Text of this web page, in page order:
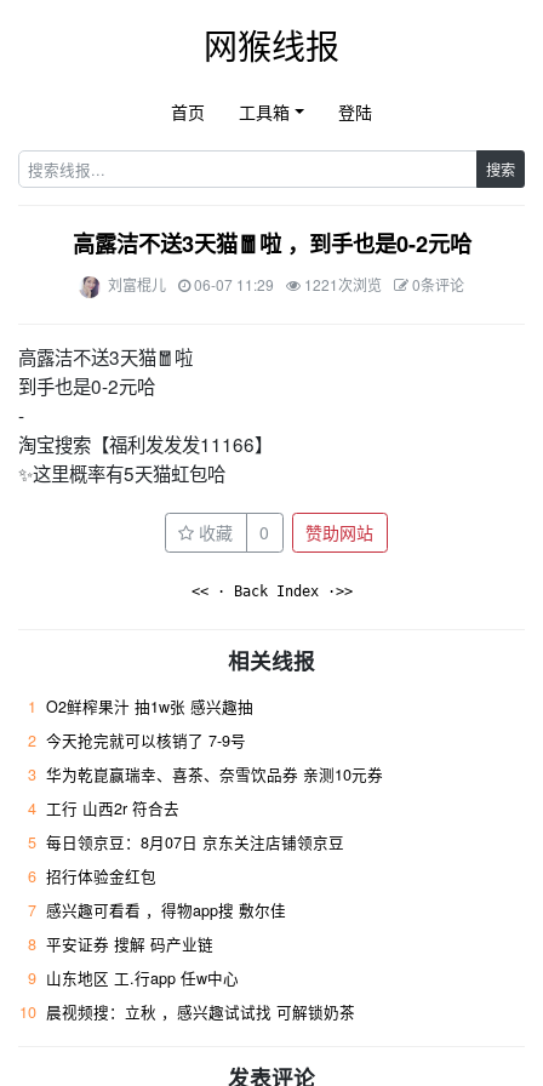
网猴线报
首页 工具箱 登陆
搜索
高露洁不送3天猫🧧啦 ，到手也是0-2元哈
刘富棍儿 06-07 11:29 1221次浏览 0条评论
高露洁不送3天猫🧧啦
到手也是0-2元哈
-
淘宝搜索【福利发发发11166】
✨这里概率有5天猫虹包哈 ​
收藏 0 赞助网站
<< · Back Index ·>>
相关线报
1 O2鲜榨果汁 抽1w张 感兴趣抽
2 今天抢完就可以核销了 7-9号
3 华为乾崑赢瑞幸、喜茶、奈雪饮品券 亲测10元券
4 工行 山西2r 符合去 ​
5 每日领京豆：8月07日 京东关注店铺领京豆
6 招行体验金红包
7 感兴趣可看看 ，得物app搜 敷尔佳
8 平安证券 搜解 码产业链
9 山东地区 工.行app 任w中心
10 晨视频搜：立秋 ，感兴趣试试找 可解锁奶茶
发表评论